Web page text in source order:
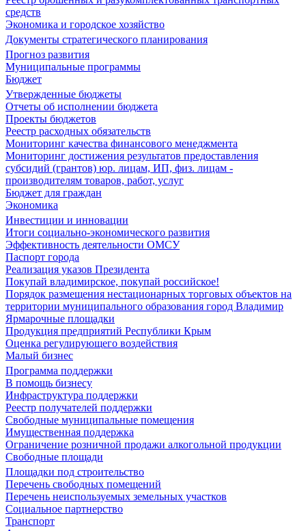
средств
Экономика и городское хозяйство
Документы стратегического планирования
Прогноз развития
Муниципальные программы
Бюджет
Утвержденные бюджеты
Отчеты об исполнении бюджета
Проекты бюджетов
Реестр расходных обязательств
Мониторинг качества финансового менеджмента
Мониторинг достижения результатов предоставления
субсидий (грантов) юр. лицам, ИП, физ. лицам -
производителям товаров, работ, услуг
Бюджет для граждан
Экономика
Инвестиции и инновации
Итоги социально-экономического развития
Эффективность деятельности ОМСУ
Паспорт города
Реализация указов Президента
Покупай владимирское, покупай российское!
Порядок размещения нестационарных торговых объектов на
территории муниципального образования город Владимир
Ярмарочные площадки
Продукция предприятий Республики Крым
Оценка регулирующего воздействия
Малый бизнес
Программа поддержки
В помощь бизнесу
Инфраструктура поддержки
Реестр получателей поддержки
Свободные муниципальные помещения
Имущественная поддержка
Ограничение розничной продажи алкогольной продукции
Свободные площади
Площадки под строительство
Перечень свободных помещений
Перечень неиспользуемых земельных участков
Социальное партнерство
Транспорт